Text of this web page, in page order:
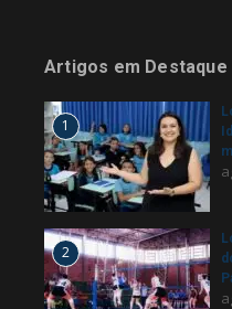
Artigos em Destaque
1
2